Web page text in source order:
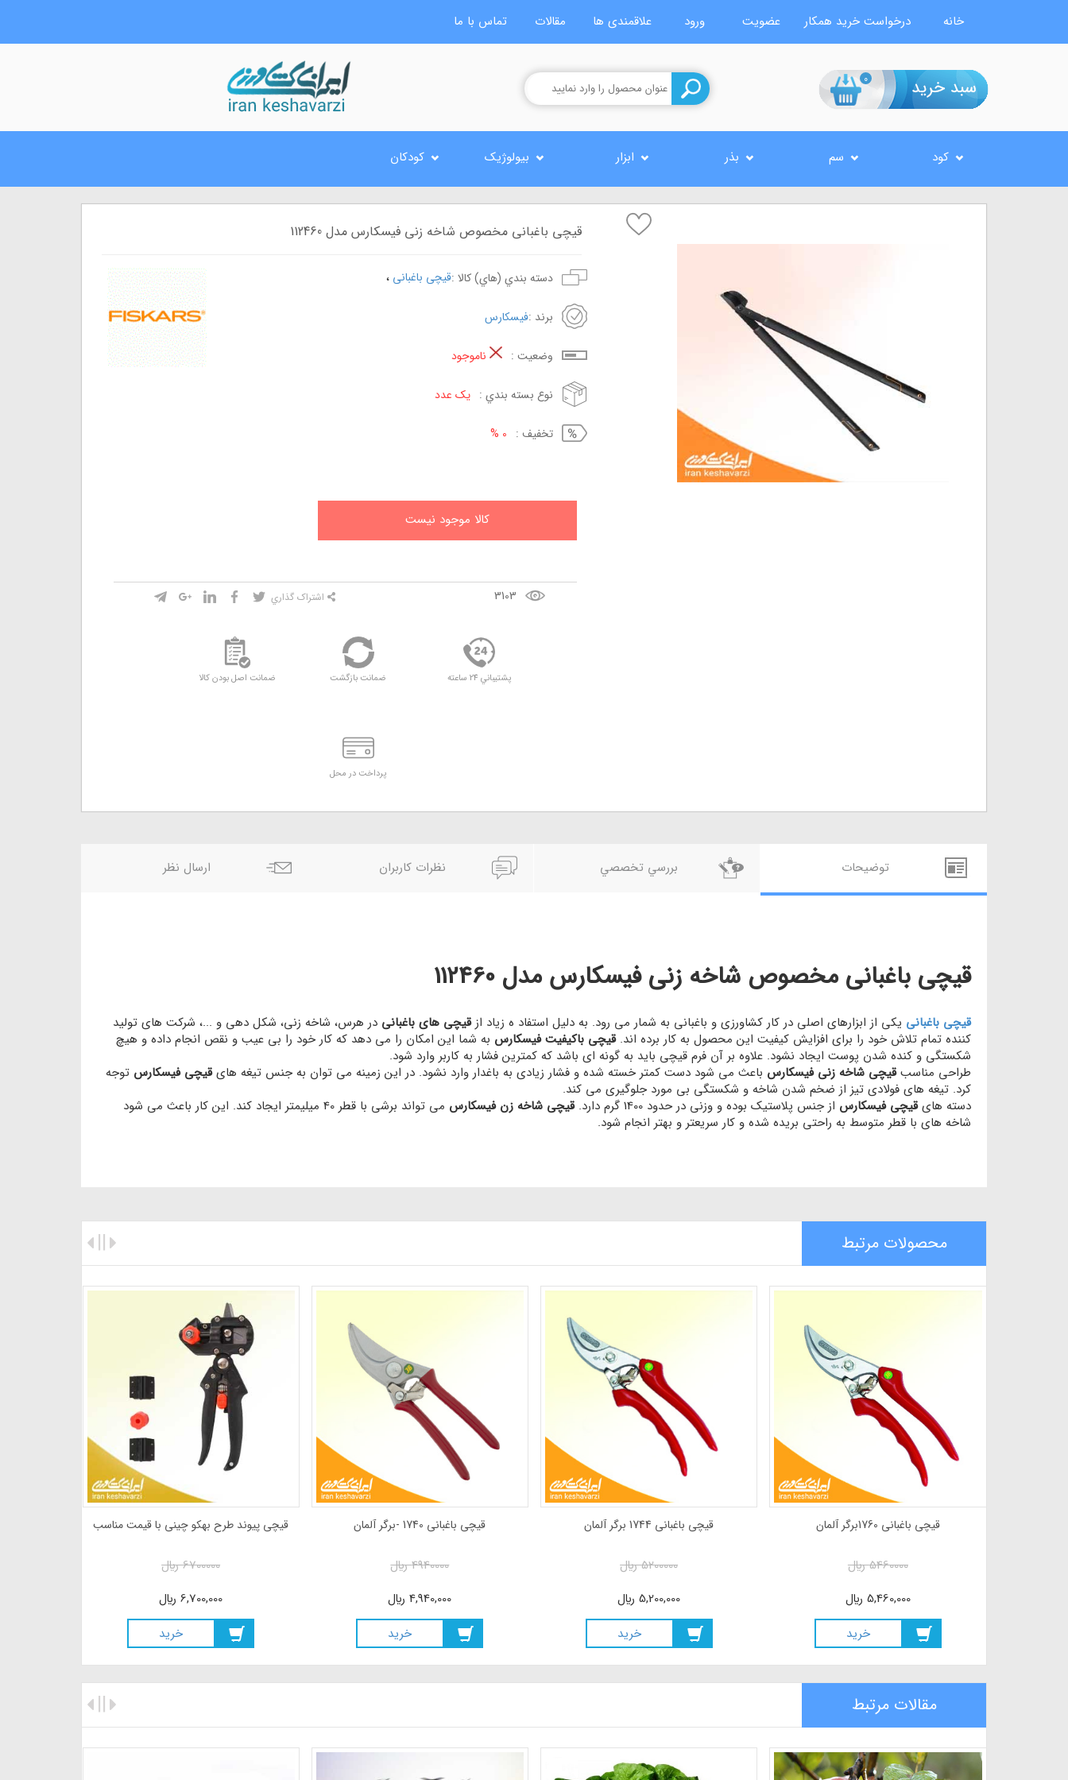
تماس با ما مقالات علاقمندی ها ورود عضویت درخواست خرید همکار خانه
0
کود سم بذر ابزار بیولوژیک کودکان
قیچی باغبانی مخصوص شاخه زنی فیسکارس مدل 112460
دسته بندي (هاي) کالا :قیچی باغبانی ،
برند :فیسکارس
وضعيت : ناموجود
نوع بسته بندي : یک عدد
تخفيف : 0 %
کالا موجود نيست
3103 اشتراک گذاري
پشتيباني 24 ساعته ضمانت بازگشت ضمانت اصل بودن کالا
پرداخت در محل
توضيحات بررسي تخصصي نظرات کاربران ارسال نظر
قیچی باغبانی مخصوص شاخه زنی فیسکارس مدل 112460
قیچی باغبانی یکی از ابزارهای اصلی در کار کشاورزی و باغبانی به شمار می رود. به دلیل استفاد ه زیاد ازقیچی های باغبانی در هرس، شاخه زنی، شکل دهی و ...، شرکت های تولید
کننده تمام تلاش خود را برای افزایش کیفیت این محصول به کار برده اند.قیچی باکیفیت فیسکارس به شما این امکان را می دهد که کار خود را بی عیب و نقص انجام داده و هیچ
شکستگی و کنده شدن پوست ایجاد نشود. علاوه بر آن فرم قیچی باید به گونه ای باشد که کمترین فشار به کاربر وارد شود.
طراحی مناسبقیچی شاخه زنی فیسکارس باعث می شود دست کمتر خسته شده و فشار زیادی به باغدار وارد نشود. در این زمینه می توان به جنس تیغه هایقیچی فیسکارس توجه
کرد. تیغه های فولادی تیز از ضخم شدن شاخه و شکستگی بی مورد جلوگیری می کند.
دسته هایقیچی فیسکارس از جنس پلاستیک بوده و وزنی در حدود 1400 گرم دارد. قیچی شاخه زن فیسکارس
می تواند برشی با قطر 40 میلیمتر ایجاد کند. این کار باعث می شود
شاخه های با قطر متوسط به راحتی بریده شده و کار سریعتر و بهتر انجام شود.
محصولات مرتبط
قیچی پیوند طرح بهکو چینی با قیمت مناسب
6700000ريال
6,700,000ريال
خريد
قیچی باغبانی 1740 -برگر آلمان
4940000ريال
4,940,000ريال
خريد
قیچی باغبانی 1744 برگر آلمان
5200000ريال
5,200,000ريال
خريد
قیچی باغبانی 1760برگر آلمان
5460000ريال
5,460,000 ريال
خريد
مقالات مرتبط